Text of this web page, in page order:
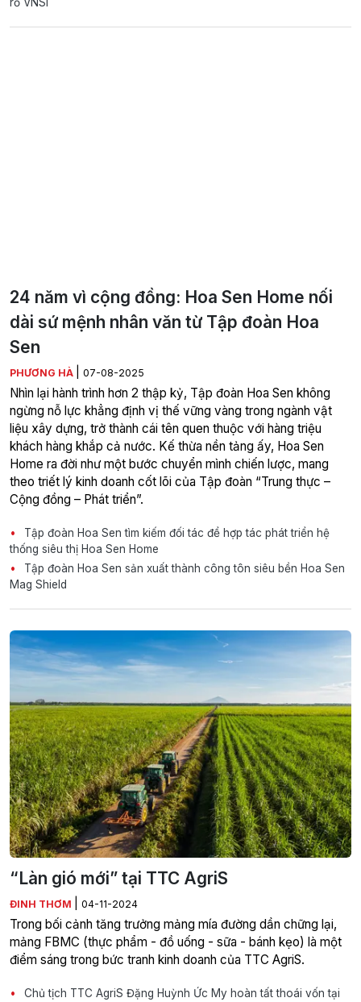
24 năm vì cộng đồng: Hoa Sen Home nối
dài sứ mệnh nhân văn từ Tập đoàn Hoa
Sen
PHƯƠNG HÀ 07-08-2025
Nhìn lại hành trình hơn 2 thập kỷ, Tập đoàn Hoa Sen không
ngừng nỗ lực khẳng định vị thế vững vàng trong ngành vật
liệu xây dựng, trở thành cái tên quen thuộc với hàng triệu
khách hàng khắp cả nước. Kế thừa nền tảng ấy, Hoa Sen
Home ra đời như một bước chuyển mình chiến lược, mang
theo triết lý kinh doanh cốt lõi của Tập đoàn “Trung thực –
Cộng đồng – Phát triển”.
Tập đoàn Hoa Sen tìm kiếm đối tác để hợp tác phát triển hệ
thống siêu thị Hoa Sen Home
Tập đoàn Hoa Sen sản xuất thành công tôn siêu bền Hoa Sen
Mag Shield
“Làn gió mới” tại TTC AgriS
ĐINH THƠM 04-11-2024
Trong bối cảnh tăng trưởng mảng mía đường dần chững lại,
mảng FBMC (thực phẩm - đồ uống - sữa - bánh kẹo) là một
điểm sáng trong bức tranh kinh doanh của TTC AgriS.
Chủ tịch TTC AgriS Đặng Huỳnh Ức My hoàn tất thoái vốn tại